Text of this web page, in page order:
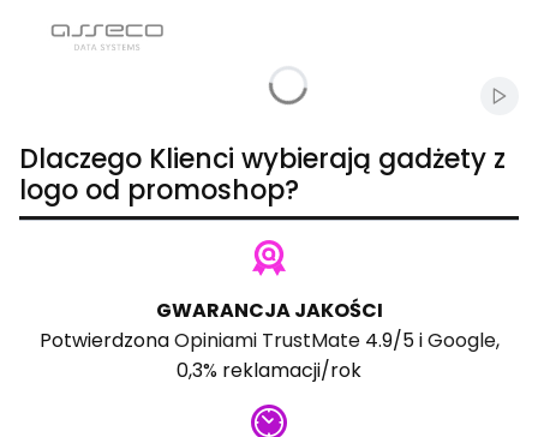
Dlaczego Klienci wybierają gadżety z
logo od promoshop?
GWARANCJA JAKOŚCI
PotwierdzonaOpiniami TrustMate4.9/5 iGoogle,
0,3% reklamacji/rok